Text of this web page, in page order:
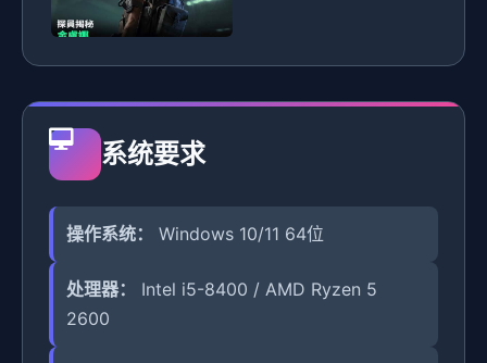
系统要求
操作系统： Windows 10/11 64位
处理器：
Intel i5-8400 / AMD Ryzen 5
2600